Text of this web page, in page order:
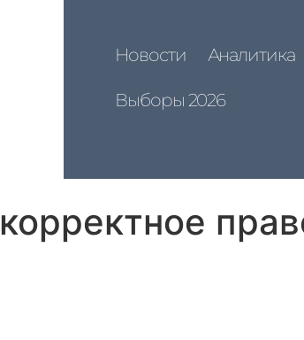
Новости Аналитика
Выборы 2026
корректное